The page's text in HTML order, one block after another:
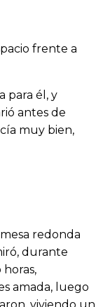
frente a
para él, y
antes de
muy bien,
redonda
durante
amada, luego